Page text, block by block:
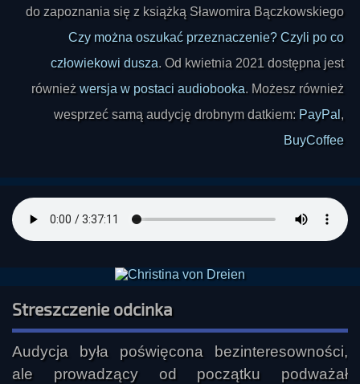
do zapoznania się z książką Sławomira Bączkowskiego
Czy można oszukać przeznaczenie? Czyli po co
człowiekowi dusza. Od kwietnia 2021 dostępna jest
również wersja w postaci audiobooka. Możesz również
wesprzeć samą audycję drobnym datkiem: PayPal ,
BuyCoffee
Streszczenie odcinka
Audycja była poświęcona bezinteresowności,
ale prowadzący od początku podważał